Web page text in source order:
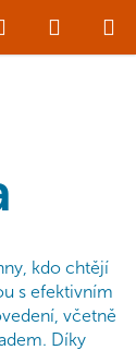
Hledat
KOŠÍK
kdo chtějí
s efektivním
včetně
Díky